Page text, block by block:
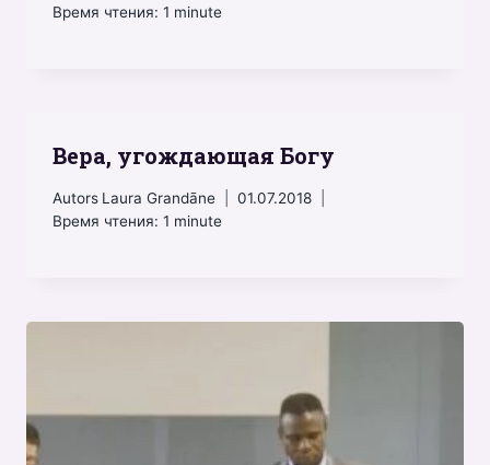
Время чтения: 1 minute
Вера, угождающая Богу
Autors Laura Grandāne
01.07.2018
Время чтения: 1 minute